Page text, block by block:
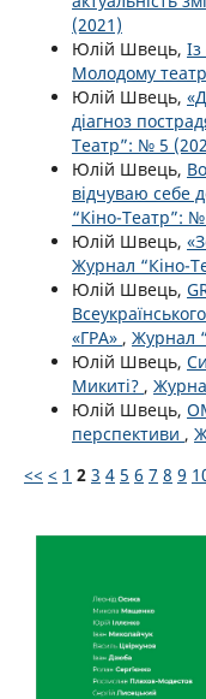
(2021)
Юлій Швець,
Молодому
Юлій Швець,
діагноз
Театр”: № 5
Юлій Швець,
відчуваю себе
“Кіно-Театр”:
Юлій Швець,
Журнал “Кіно-
Юлій Швець,
«ГРА» , Журнал
Юлій Швець,
Микиті? ,
Юлій Швець,
перспективи ,
<< < 1 2 3 4 5 6 7 8 9